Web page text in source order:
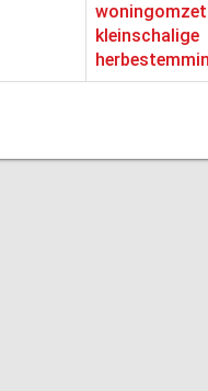
kleinschalige